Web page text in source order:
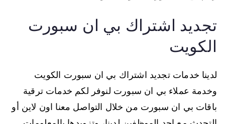
تجديد اشتراك بي ان سبورت
الكويت
لدينا خدمات تجديد اشتراك بي ان سبورت الكويت
وخدمة عملاء بي ان سبورت لنوفر لكم خدمات ترقية
باقات بي ان سبورت من خلال التواصل معنا اون لاين أو